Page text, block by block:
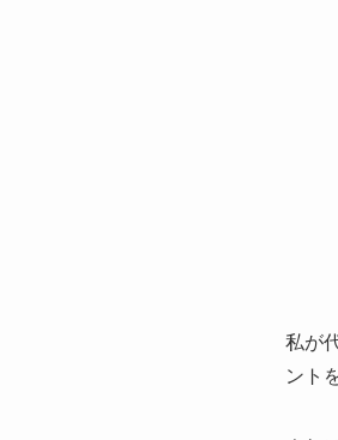
私が
ント